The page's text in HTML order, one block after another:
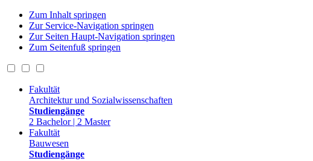
Zum Inhalt springen
Zur Service-Navigation springen
Zur Seiten Haupt-Navigation springen
Zum Seitenfuß springen
Fakultät
Architektur und Sozialwissenschaften
Studiengänge
2 Bachelor | 2 Master
Fakultät
Bauwesen
Studiengänge